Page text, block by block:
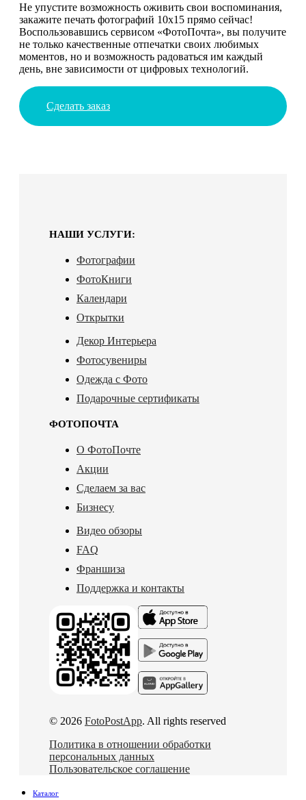
Не упустите возможность оживить свои воспоминания,
закажите печать фотографий 10х15 прямо сейчас!
Воспользовавшись сервисом «ФотоПочта», вы получите
не только качественные отпечатки своих любимых
моментов, но и возможность радоваться им каждый
день, вне зависимости от цифровых технологий.
Сделать заказ
НАШИ УСЛУГИ:
Фотографии
ФотоКниги
Календари
Открытки
Декор Интерьера
Фотосувениры
Одежда с Фото
Подарочные сертификаты
ФОТОПОЧТА
О ФотоПочте
Акции
Сделаем за вас
Бизнесу
Видео обзоры
FAQ
Франшиза
Поддержка и контакты
© 2026 FotoPostApp. All rights reserved
Политика в отношении обработки
персональных данных
Пользовательское соглашение
Каталог